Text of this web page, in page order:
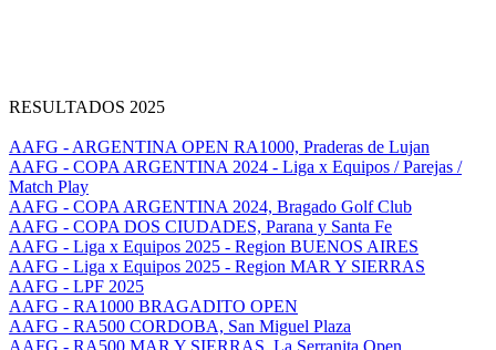
RESULTADOS 2025
AAFG - ARGENTINA OPEN RA1000, Praderas de Lujan
AAFG - COPA ARGENTINA 2024 - Liga x Equipos / Parejas /
Match Play
AAFG - COPA ARGENTINA 2024, Bragado Golf Club
AAFG - COPA DOS CIUDADES, Parana y Santa Fe
AAFG - Liga x Equipos 2025 - Region BUENOS AIRES
AAFG - Liga x Equipos 2025 - Region MAR Y SIERRAS
AAFG - LPF 2025
AAFG - RA1000 BRAGADITO OPEN
AAFG - RA500 CORDOBA, San Miguel Plaza
AAFG - RA500 MAR Y SIERRAS, La Serranita Open